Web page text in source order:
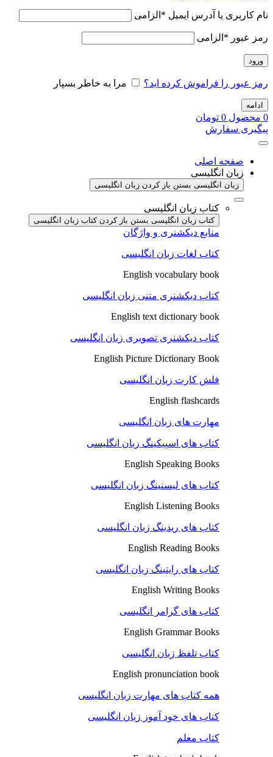
نام کاربری یا آدرس ایمیل * الزامی
رمز عبور * الزامی
ورود
رمز عبور را فراموش کرده اید؟ مرا به خاطر بسپار
ادامه
0 محصول 0 تومان
پیگیری سفارش
صفحه اصلی
زبان انگلیسی
زبان انگلیسی بستن باز کردن زبان انگلیسی
کتاب زبان انگلیسی
کتاب زبان انگلیسی بستن باز کردن کتاب زبان انگلیسی
منابع دیکشنری و واژگان
کتاب لغات زبان انگلیسی
English vocabulary book
کتاب دیکشنری متنی زبان انگلیسی
English text dictionary book
کتاب دیکشنری تصویری زبان انگلیسی
English Picture Dictionary Book
فلش کارت زبان انگلیسی
English flashcards
مهارت های زبان انگلیسی
کتاب های اسپیکینگ زبان انگلیسی
English Speaking Books
کتاب های لیسنینگ زبان انگلیسی
English Listening Books
کتاب های ریدینگ زبان انگلیسی
English Reading Books
کتاب های رایتینگ زبان انگلیسی
English Writing Books
کتاب های گرامر انگلیسی
English Grammar Books
کتاب تلفظ زبان انگلیسی
English pronunciation book
همه کتاب های مهارت زبان انگلیسی
کتاب های خود آموز زبان انگلیسی
کتاب معلم